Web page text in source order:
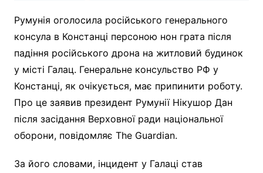
Румунія оголосила російського генерального
консула в Констанці персоною нон грата після
падіння російського дрона на житловий будинок
у місті Галац. Генеральне консульство РФ у
Констанці, як очікується, має припинити роботу.
Про це заявив президент Румунії Нікушор Дан
після засідання Верховної ради національної
оборони, повідомляє The Guardian.
За його словами, інцидент у Галаці став